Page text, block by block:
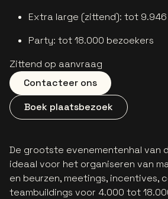
Extra large (zittend): tot
Party: tot 18.000 bezoekers
Zittend op aanvraag
Contacteer ons
Boek plaatsbezoek
De grootste evenementenhal van
ideaal voor het organiseren van
en beurzen, meetings, incentives,
teambuildings voor 4.000 tot